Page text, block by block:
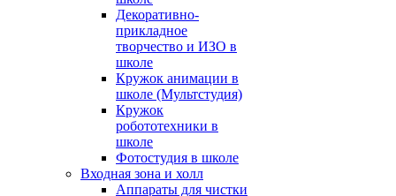
Декоративно-
прикладное
творчество и ИЗО в
школе
Кружок анимации в
школе (Мультстудия)
Кружок
робототехники в
школе
Фотостудия в школе
Входная зона и холл
Аппараты для чистки